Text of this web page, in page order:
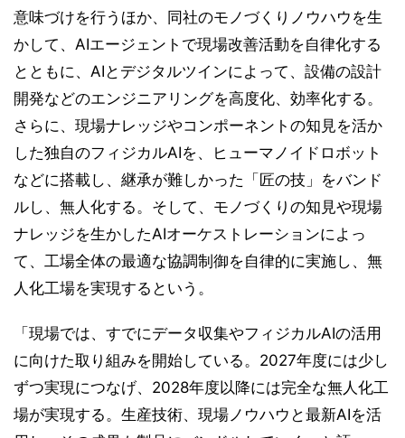
意味づけを行うほか、同社のモノづくりノウハウを生
かして、AIエージェントで現場改善活動を自律化する
とともに、AIとデジタルツインによって、設備の設計
開発などのエンジニアリングを高度化、効率化する。
さらに、現場ナレッジやコンポーネントの知見を活か
した独自のフィジカルAIを、ヒューマノイドロボット
などに搭載し、継承が難しかった「匠の技」をバンド
ルし、無人化する。そして、モノづくりの知見や現場
ナレッジを生かしたAIオーケストレーションによっ
て、工場全体の最適な協調制御を自律的に実施し、無
人化工場を実現するという。
「現場では、すでにデータ収集やフィジカルAIの活用
に向けた取り組みを開始している。2027年度には少し
ずつ実現につなげ、2028年度以降には完全な無人化工
場が実現する。生産技術、現場ノウハウと最新AIを活